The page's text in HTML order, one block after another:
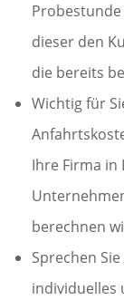
dieser den
die bereits
Wichtig für
Ihre Firma in
berechnen
Sprechen
individuelles